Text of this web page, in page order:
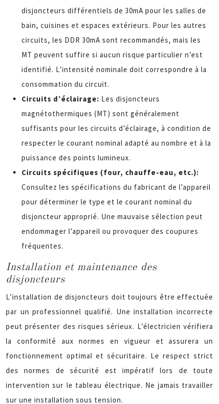
disjoncteurs différentiels de 30mA pour les salles de
bain, cuisines et espaces extérieurs. Pour les autres
circuits, les DDR 30mA sont recommandés, mais les
MT peuvent suffire si aucun risque particulier n’est
identifié. L’intensité nominale doit correspondre à la
consommation du circuit.
Circuits d’éclairage: Les disjoncteurs
magnétothermiques (MT) sont généralement
suffisants pour les circuits d’éclairage, à condition de
respecter le courant nominal adapté au nombre et à la
puissance des points lumineux.
Circuits spécifiques (four, chauffe-eau, etc.):
Consultez les spécifications du fabricant de l’appareil
pour déterminer le type et le courant nominal du
disjoncteur approprié. Une mauvaise sélection peut
endommager l’appareil ou provoquer des coupures
fréquentes.
Installation et maintenance des
disjoncteurs
L’installation de disjoncteurs doit toujours être effectuée
par un professionnel qualifié. Une installation incorrecte
peut présenter des risques sérieux. L’électricien vérifiera
la conformité aux normes en vigueur et assurera un
fonctionnement optimal et sécuritaire. Le respect strict
des normes de sécurité est impératif lors de toute
intervention sur le tableau électrique. Ne jamais travailler
sur une installation sous tension.